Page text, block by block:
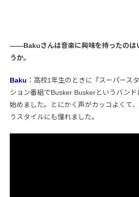
――Bakuさんは音楽に興味を持ったのは
うか。
Baku ：高校1年生のときに『スーパース
ション番組でBusker Buskerというバンド
始めました。とにかく声がカッコよくて
うスタイルにも憧れました。